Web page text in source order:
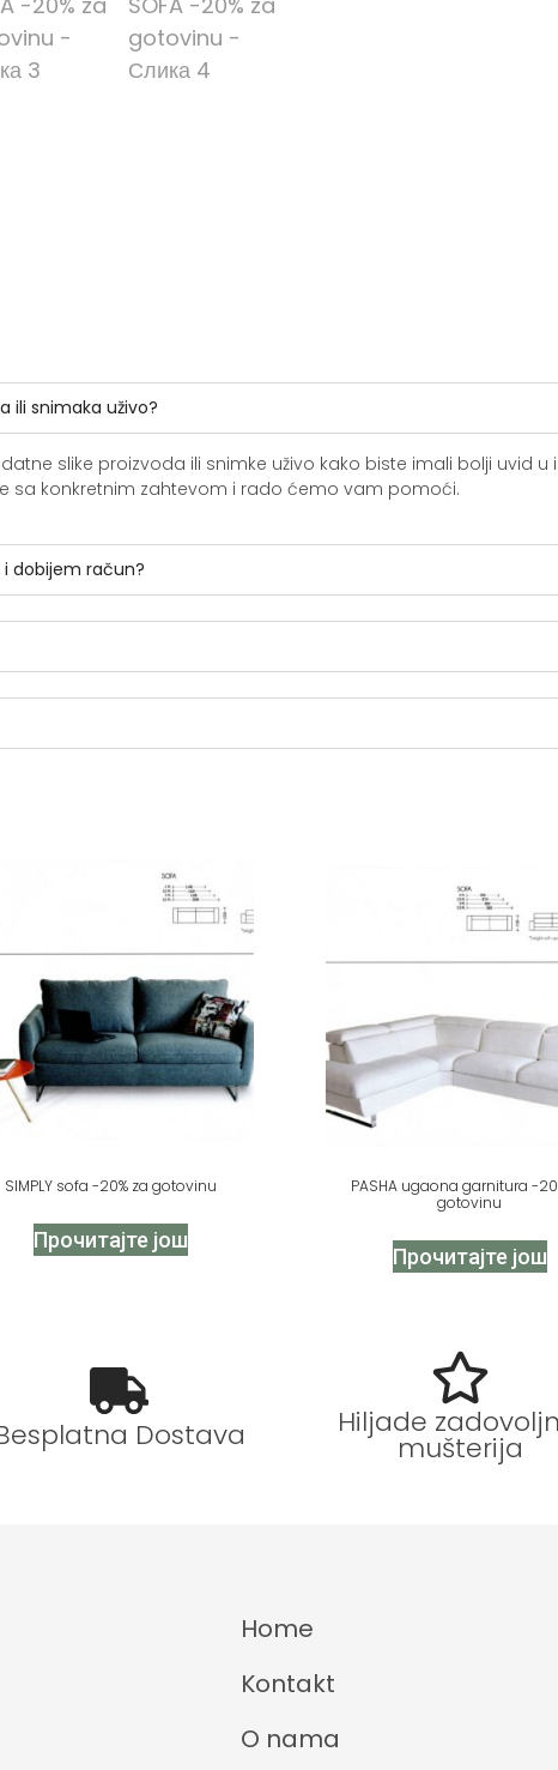
ili snimaka uživo?
slike proizvoda ili snimke uživo kako biste imali bolji uvid u
sa konkretnim zahtevom i rado ćemo vam pomoći.
dobijem račun?
SIMPLY sofa -20% za gotovinu
Прочитајте још
PASHA ugaona garnitura -
gotovinu
Прочитајте још
Dostava Hiljade
mušterija
Home
Kontakt
O nama